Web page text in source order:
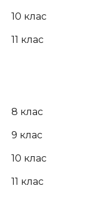
10 клас
11 клас
8 клас
9 клас
10 клас
11 клас